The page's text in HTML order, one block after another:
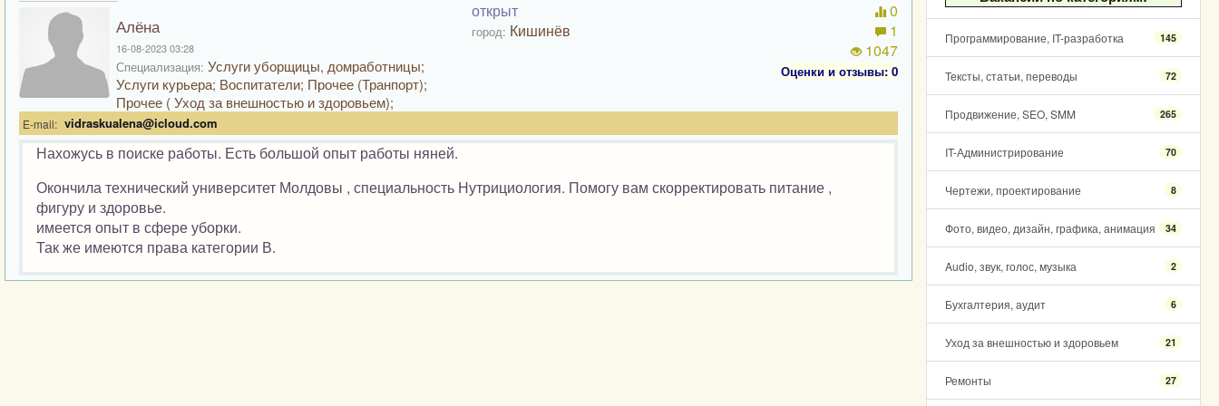
Программирование, IT-разработка 145
Тексты, статьи, переводы 72
Продвижение, SEO, SMM 265
IT-Администрирование 70
Чертежи, проектирование 8
Фото, видео, дизайн, графика, анимация 34
Audio, звук, голос, музыка 2
Бухгалтерия, аудит 6
Уход за внешностью и здоровьем 21
Ремонты 27
Алёна
16-08-2023 03:28
Специализация: Услуги уборщицы, домработницы;
Услуги курьера; Воспитатели; Прочее (Транпорт);
Прочее ( Уход за внешностью и здоровьем);
открыт
город: Кишинёв
0
1
1047
Оценки и отзывы: 0
E-mail: vidraskualena@icloud.com
Нахожусь в поиске работы. Есть большой опыт работы няней.
Окончила технический университет Молдовы , специальность Нутрициология. Помогу вам скорректировать питание ,
фигуру и здоровье.
имеется опыт в сфере уборки.
Так же имеются права категории В.